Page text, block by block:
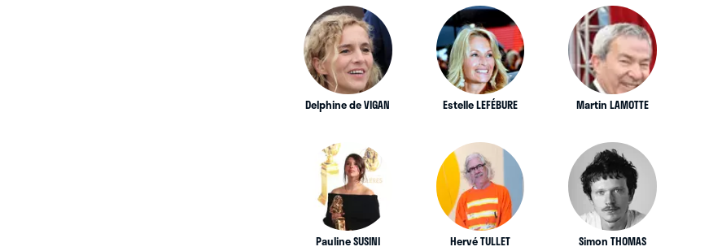
Delphine de VIGAN Estelle LEFÉBURE Martin LAMOTTE
Pauline SUSINI Hervé TULLET Simon THOMAS